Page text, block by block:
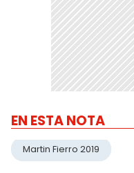
EN ESTA NOTA
Martin Fierro 2019